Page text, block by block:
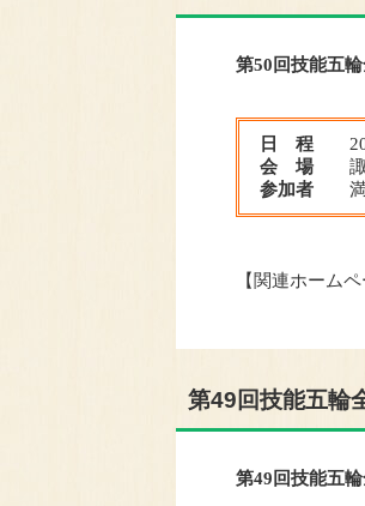
第50回技能五
日 程
会 場諏訪
参加者満年
【関連ホームペ
第49回技能五輪
第49回技能五